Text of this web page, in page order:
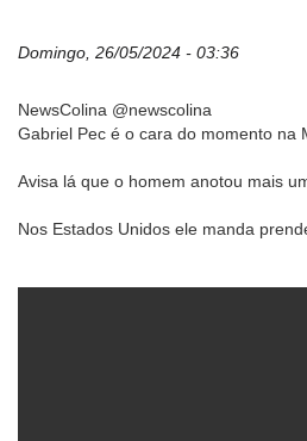
Domingo, 26/05/2024 - 03:36
NewsColina @newscolina
Gabriel Pec é o cara do momento na
Avisa lá que o homem anotou mais
Nos Estados Unidos ele manda